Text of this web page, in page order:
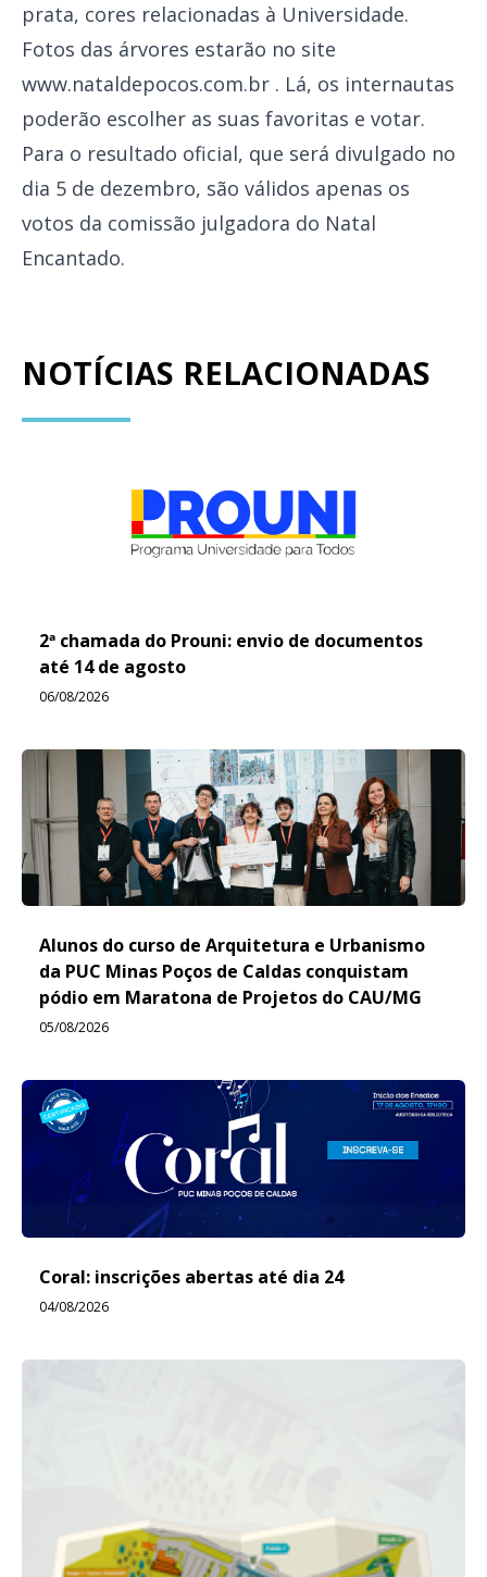
prata, cores relacionadas à Universidade.
Fotos das árvores estarão no site
www.nataldepocos.com.br . Lá, os internautas
poderão escolher as suas favoritas e votar.
Para o resultado oficial, que será divulgado no
dia 5 de dezembro, são válidos apenas os
votos da comissão julgadora do Natal
Encantado.
NOTÍCIAS RELACIONADAS
2ª chamada do Prouni: envio de documentos
até 14 de agosto
06/08/2026
Alunos do curso de Arquitetura e Urbanismo
da PUC Minas Poços de Caldas conquistam
pódio em Maratona de Projetos do CAU/MG
05/08/2026
Coral: inscrições abertas até dia 24
04/08/2026